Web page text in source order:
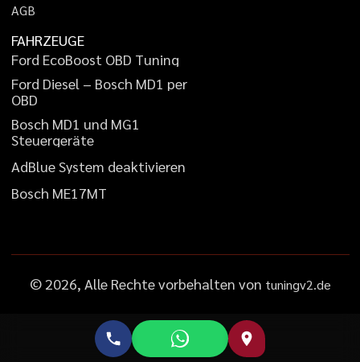
AGB
FAHRZEUGE
Ford EcoBoost OBD Tuning
Ford Diesel – Bosch MD1 per
OBD
Bosch MD1 und MG1
Steuergeräte
AdBlueSystem deaktivieren
Bosch ME17MT
© 2026, Alle Rechte vorbehalten von tuningv2.de